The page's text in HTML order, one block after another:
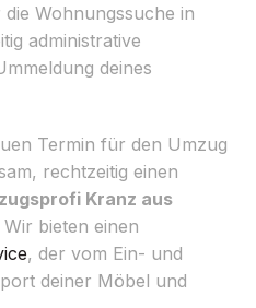
Wohnungssuche in
administrative
deines
Termin für den Umzug
rechtzeitig einen
Kranz aus
bieten einen
, der vom Ein- und
deiner Möbel und